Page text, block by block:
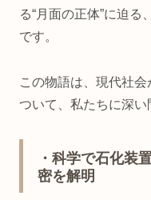
る“月面の正体”に迫る、
です。
この物語は、現代社
ついて、私たちに深い
・科学で石化装
密を解明